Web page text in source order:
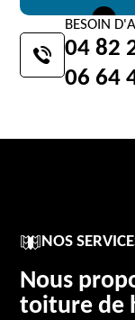
BESOIN
04 82
06 64
NOS
Nous
toiture de